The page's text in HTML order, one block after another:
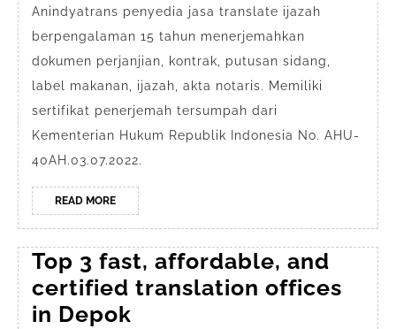
Anindyatrans penyedia jasa translate ijazah
berpengalaman 15 tahun menerjemahkan
dokumen perjanjian, kontrak, putusan sidang,
label makanan, ijazah, akta notaris. Memiliki
sertifikat penerjemah tersumpah dari
Kementerian Hukum Republik Indonesia No. AHU-
40AH.03.07.2022.
READ MOREREAD
MORE
Top 3 fast, affordable, and
certified translation offices
in Depok